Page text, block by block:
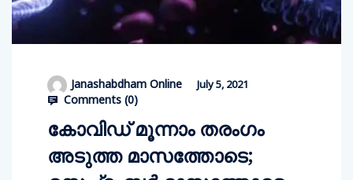
Janashabdham Online July 5, 2021
Comments (0)
കോവിഡ് മൂന്നാം തരംഗം
അടുത്ത മാസത്തോടെ;